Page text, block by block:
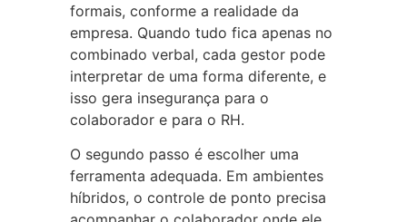
formais, conforme a realidade da
empresa. Quando tudo fica apenas no
combinado verbal, cada gestor pode
interpretar de uma forma diferente, e
isso gera insegurança para o
colaborador e para o RH.
O segundo passo é escolher uma
ferramenta adequada. Em ambientes
híbridos, o controle de ponto precisa